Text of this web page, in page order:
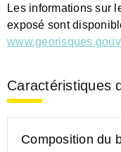
Les informations sur
exposé sont
Caractéristiques
Composition du